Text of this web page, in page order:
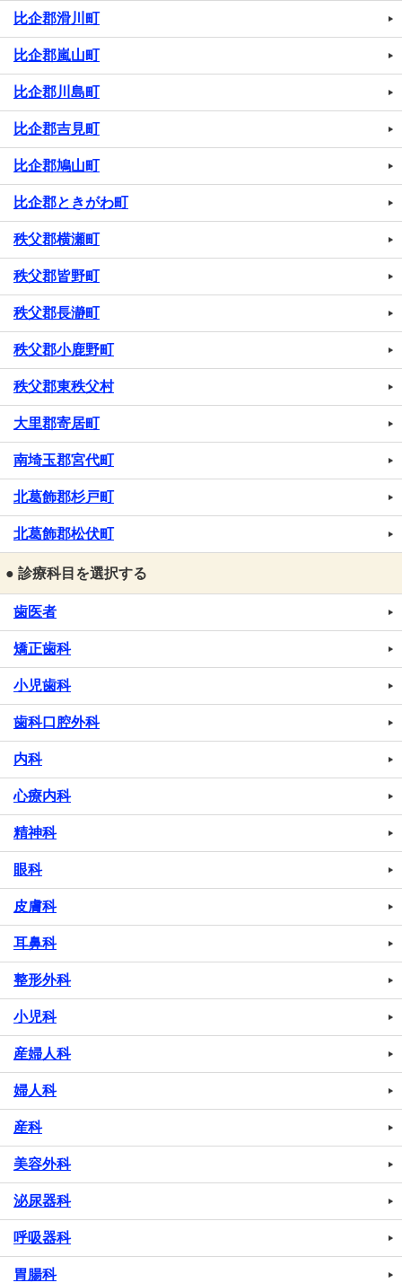
比企郡滑川町
比企郡嵐山町
比企郡川島町
比企郡吉見町
比企郡鳩山町
比企郡ときがわ町
秩父郡横瀬町
秩父郡皆野町
秩父郡長瀞町
秩父郡小鹿野町
秩父郡東秩父村
大里郡寄居町
南埼玉郡宮代町
北葛飾郡杉戸町
北葛飾郡松伏町
● 診療科目を選択する
歯医者
矯正歯科
小児歯科
歯科口腔外科
内科
心療内科
精神科
眼科
皮膚科
耳鼻科
整形外科
小児科
産婦人科
婦人科
産科
美容外科
泌尿器科
呼吸器科
胃腸科